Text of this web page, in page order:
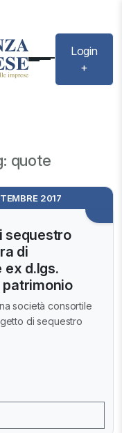
Login
+
quote
2017
sequestro
di
ex d.lgs.
patrimonio
società consortile
di sequestro